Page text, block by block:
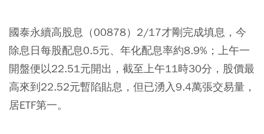
國泰永續高股息（00878）2/17才剛完成填息，今
除息日每股配息0.5元、年化配息率約8.9%；上午一
開盤便以22.51元開出，截至上午11時30分，股價最
高來到22.52元暫陷貼息，但已湧入9.4萬張交易量，
居ETF第一。